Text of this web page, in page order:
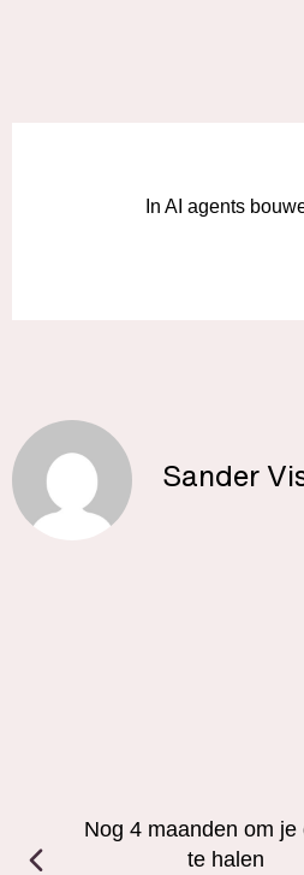
In AI agents
Sander
Nog 4 maanden om je
te halen